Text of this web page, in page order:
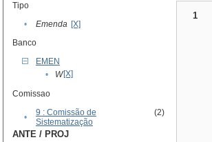
Tipo
•
Emenda [X]
Banco
EMEN
•
W[X]
Comissao
•
9 : Comissão de
Sistematização
(2)
ANTE / PROJ
1